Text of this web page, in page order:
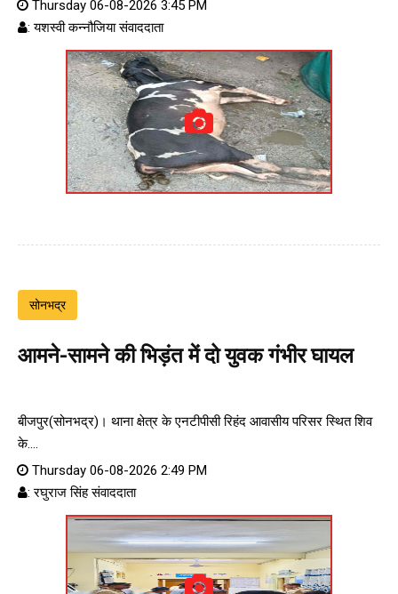
Thursday 06-08-2026 3:45 PM
: यशस्वी कन्नौजिया संवाददाता
सोनभद्र
आमने-सामने की भिड़ंत में दो युवक गंभीर घायल
बीजपुर(सोनभद्र)। थाना क्षेत्र के एनटीपीसी रिहंद आवासीय परिसर स्थित शिव
के....
Thursday 06-08-2026 2:49 PM
: रघुराज सिंह संवाददाता